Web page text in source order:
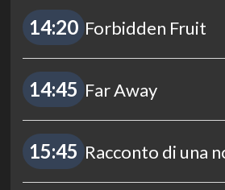
14:20 Forbidden Fruit
14:45 Far Away
15:45 Racconto di una